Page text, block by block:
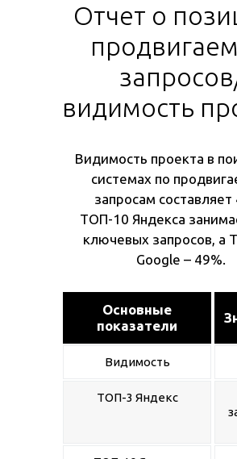
Отчет о
видимость
Видимость проекта в
системах по
запросам составляет
ТОП-10 Яндекса
ключевых запросов, а
Google – 49%.
Основные
показатели
Видимость
ТОП-3 Яндекс